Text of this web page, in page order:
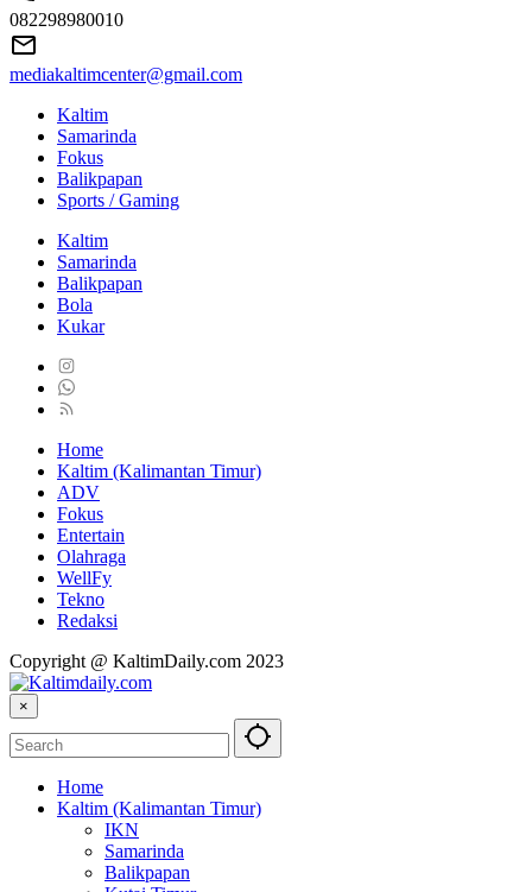
082298980010
mediakaltimcenter@gmail.com
Kaltim
Samarinda
Fokus
Balikpapan
Sports / Gaming
Kaltim
Samarinda
Balikpapan
Bola
Kukar
Home
Kaltim (Kalimantan Timur)
ADV
Fokus
Entertain
Olahraga
WellFy
Tekno
Redaksi
Copyright @ KaltimDaily.com 2023
×
Home
Kaltim (Kalimantan Timur)
IKN
Samarinda
Balikpapan